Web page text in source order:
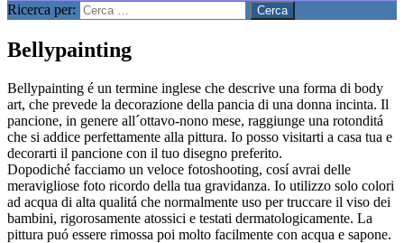
Ricerca per:
Bellypainting
Bellypainting é un termine inglese che descrive una forma di body
art, che prevede la decorazione della pancia di una donna incinta. Il
pancione, in genere all´ottavo-nono mese, raggiunge una rotonditá
che si addice perfettamente alla pittura. Io posso visitarti a casa tua e
decorarti il pancione con il tuo disegno preferito.
Dopodiché facciamo un veloce fotoshooting, cosí avrai delle
meravigliose foto ricordo della tua gravidanza. Io utilizzo solo colori
ad acqua di alta qualitá che normalmente uso per truccare il viso dei
bambini, rigorosamente atossici e testati dermatologicamente. La
pittura puó essere rimossa poi molto facilmente con acqua e sapone.